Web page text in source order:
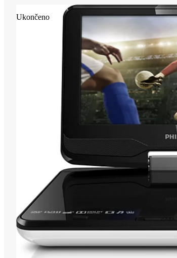
Ukončeno